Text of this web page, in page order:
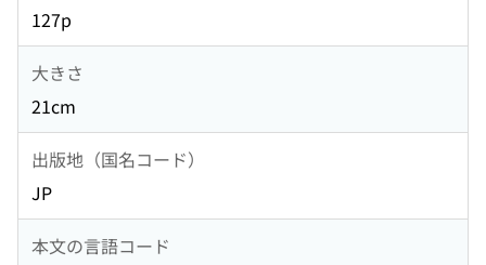
127p
大きさ
21cm
出版地（国名コード）
JP
本文の言語コード